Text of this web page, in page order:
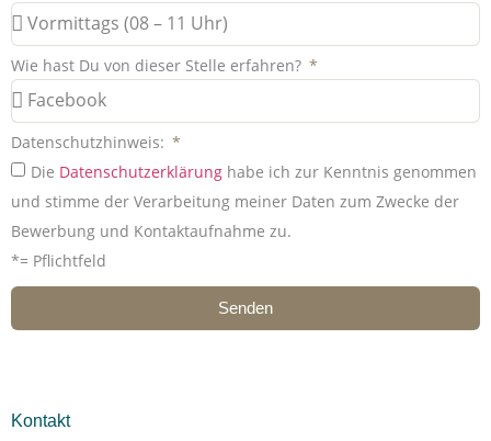
Wie hast Du von dieser Stelle erfahren?
Datenschutzhinweis:
Die Datenschutzerklärung habe ich zur Kenntnis genommen
und stimme der Verarbeitung meiner Daten zum Zwecke der
Bewerbung und Kontaktaufnahme zu.
*= Pflichtfeld
Senden
Kontakt